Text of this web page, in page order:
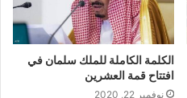
الكلمة الكاملة للملك سلمان في
افتتاح قمة العشرين
نوفمبر 22, 2020